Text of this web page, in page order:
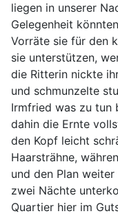
liegen in unserer
Gelegenheit
Vorräte sie für den
sie unterstützen,
die Ritterin nickte
und schmunzelte
Irmfried was zu tun
dahin die Ernte
den Kopf leicht
Haarsträhne,
und den Plan weiter
zwei Nächte
Quartier hier im